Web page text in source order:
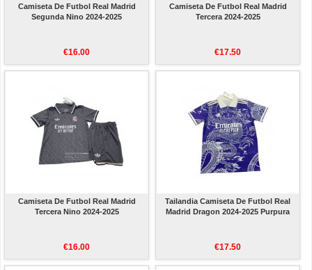
Camiseta De Futbol Real Madrid
Segunda Nino 2024-2025
€16.00
Camiseta De Futbol Real Madrid
Tercera 2024-2025
€17.50
Camiseta De Futbol Real Madrid
Tercera Nino 2024-2025
€16.00
Tailandia Camiseta De Futbol Real
Madrid Dragon 2024-2025 Purpura
€17.50